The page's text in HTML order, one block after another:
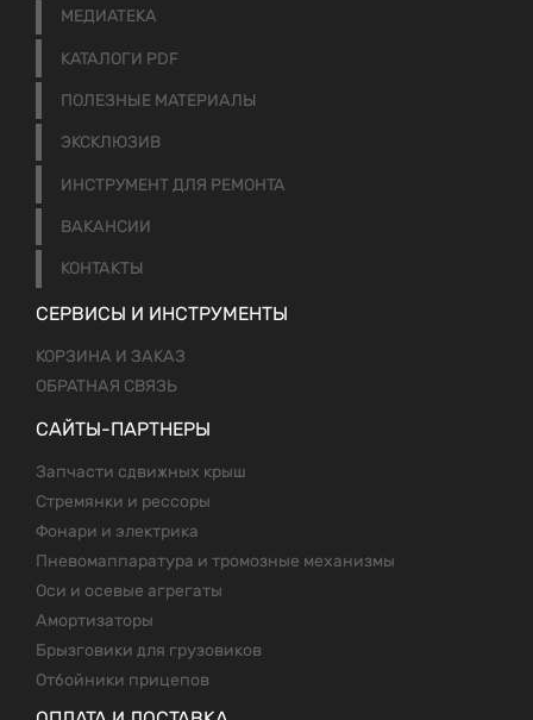
МЕДИАТЕКА
КАТАЛОГИ PDF
ПОЛЕЗНЫЕ МАТЕРИАЛЫ
ЭКСКЛЮЗИВ
ИНСТРУМЕНТ ДЛЯ РЕМОНТА
ВАКАНСИИ
КОНТАКТЫ
СЕРВИСЫ И ИНСТРУМЕНТЫ
КОРЗИНА И ЗАКАЗ
ОБРАТНАЯ СВЯЗЬ
САЙТЫ-ПАРТНЕРЫ
Запчасти сдвижных крыш
Стремянки и рессоры
Фонари и электрика
Пневомаппаратура и тромозные механизмы
Оси и осевые агрегаты
Амортизаторы
Брызговики для грузовиков
Отбойники прицепов